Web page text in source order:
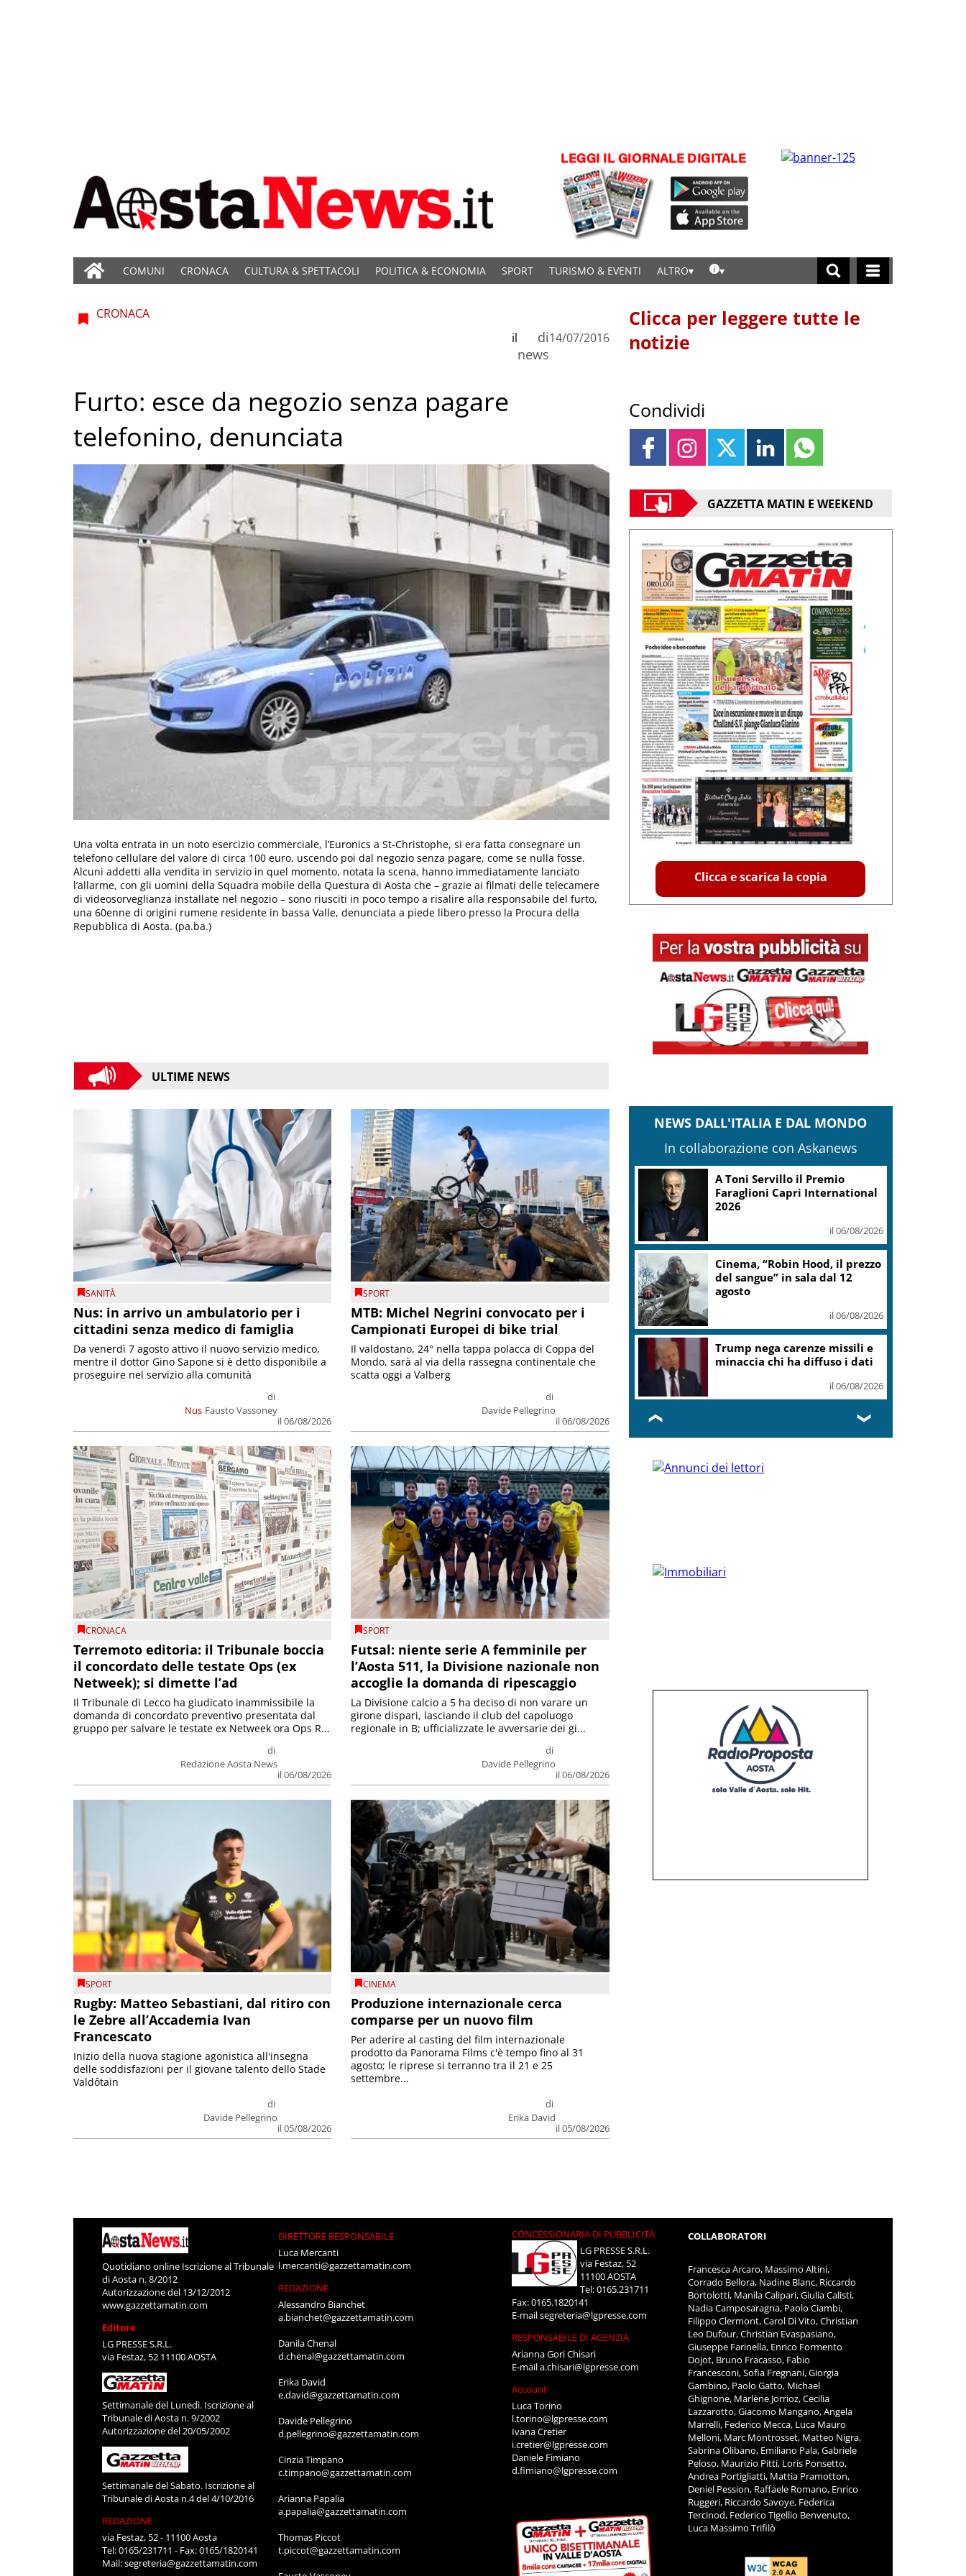
COMUNI CRONACA CULTURA & SPETTACOLI POLITICA & ECONOMIA SPORT TURISMO & EVENTI ALTRO
CRONACA
di
news
il 14/07/2016
Furto: esce da negozio senza pagare
telefonino, denunciata
Una volta entrata in un noto esercizio commerciale, l’Euronics a St-Christophe, si era fatta consegnare un
telefono cellulare del valore di circa 100 euro, uscendo poi dal negozio senza pagare, come se nulla fosse.
Alcuni addetti alla vendita in servizio in quel momento, notata la scena, hanno immediatamente lanciato
l’allarme, con gli uomini della Squadra mobile della Questura di Aosta che – grazie ai filmati delle telecamere
di videosorveglianza installate nel negozio – sono riusciti in poco tempo a risalire alla responsabile del furto,
una 60enne di origini rumene residente in bassa Valle, denunciata a piede libero presso la Procura della
Repubblica di Aosta. (pa.ba.)
ULTIME NEWS
SANITÀ
Nus: in arrivo un ambulatorio per i
cittadini senza medico di famiglia
Nus
di
Fausto Vassoney
il 06/08/2026
Da venerdì 7 agosto attivo il nuovo servizio medico,
mentre il dottor Gino Sapone si è detto disponibile a
proseguire nel servizio alla comunità
SPORT
MTB: Michel Negrini convocato per i
Campionati Europei di bike trial
di
Davide Pellegrino
il 06/08/2026
Il valdostano, 24° nella tappa polacca di Coppa del
Mondo, sarà al via della rassegna continentale che
scatta oggi a Valberg
CRONACA
Terremoto editoria: il Tribunale boccia
il concordato delle testate Ops (ex
Netweek); si dimette l’ad
di
Redazione Aosta News
il 06/08/2026
Il Tribunale di Lecco ha giudicato inammissibile la
domanda di concordato preventivo presentata dal
gruppo per salvare le testate ex Netweek ora Ops R...
SPORT
Futsal: niente serie A femminile per
l’Aosta 511, la Divisione nazionale non
accoglie la domanda di ripescaggio
di
Davide Pellegrino
il 06/08/2026
La Divisione calcio a 5 ha deciso di non varare un
girone dispari, lasciando il club del capoluogo
regionale in B; ufficializzate le avversarie dei gi...
SPORT
Rugby: Matteo Sebastiani, dal ritiro con
le Zebre all’Accademia Ivan
Francescato
di
Davide Pellegrino
il 05/08/2026
Inizio della nuova stagione agonistica all'insegna
delle soddisfazioni per il giovane talento dello Stade
Valdôtain
CINEMA
Produzione internazionale cerca
comparse per un nuovo film
di
Erika David
il 05/08/2026
Per aderire al casting del film internazionale
prodotto da Panorama Films c'è tempo fino al 31
agosto; le riprese si terranno tra il 21 e 25
settembre...
Clicca per leggere tutte le
notizie
Condividi
GAZZETTA MATIN E WEEKEND
Clicca e scarica la copia
NEWS DALL'ITALIA E DAL MONDO
In collaborazione con Askanews
A Toni Servillo il Premio
Faraglioni Capri International
2026
il 06/08/2026
Cinema, “Robin Hood, il prezzo
del sangue” in sala dal 12
agosto
il 06/08/2026
Trump nega carenze missili e
minaccia chi ha diffuso i dati
il 06/08/2026
❮ ❯
Quotidiano online Iscrizione al Tribunale
di Aosta n. 8/2012
Autorizzazione del 13/12/2012
www.gazzettamatin.com
Editore
LG PRESSE S.R.L.
via Festaz, 52 11100 AOSTA
Settimanale del Lunedì. Iscrizione al
Tribunale di Aosta n. 9/2002
Autorizzazione del 20/05/2002
Settimanale del Sabato. Iscrizione al
Tribunale di Aosta n.4 del 4/10/2016
REDAZIONE
via Festaz, 52 - 11100 Aosta
Tel: 0165/231711 - Fax: 0165/1820141
Mail:segreteria@gazzettamatin.com
DIRETTORE RESPONSABILE
Luca Mercanti
l.mercanti@gazzettamatin.com
REDAZIONE
Alessandro Bianchet
a.bianchet@gazzettamatin.com
Danila Chenal
d.chenal@gazzettamatin.com
Erika David
e.david@gazzettamatin.com
Davide Pellegrino
d.pellegrino@gazzettamatin.com
Cinzia Timpano
c.timpano@gazzettamatin.com
Arianna Papalia
a.papalia@gazzettamatin.com
Thomas Piccot
t.piccot@gazzettamatin.com
CONCESSIONARIA DI PUBBLICITÀ
LG PRESSE S.R.L.
via Festaz, 52
11100 AOSTA
Tel: 0165.231711
Fax: 0165.1820141
E-mailsegreteria@lgpresse.com
RESPONSABILE DI AGENZIA
Arianna Gori Chisari
E-maila.chisari@lgpresse.com
Account
Luca Torino
l.torino@lgpresse.com
Ivana Cretier
i.cretier@lgpresse.com
Daniele Fimiano
d.fimiano@lgpresse.com
COLLABORATORI
Francesca Arcaro, Massimo Altini,
Corrado Bellora, Nadine Blanc, Riccardo
Bortolotti, Manila Calipari, Giulia Calisti,
Nadia Camposaragna, Paolo Ciambi,
Filippo Clermont, Carol Di Vito, Christian
Leo Dufour, Christian Evaspasiano,
Giuseppe Farinella, Enrico Formento
Dojot, Bruno Fracasso, Fabio
Francesconi, Sofia Fregnani, Giorgia
Gambino, Paolo Gatto, Michael
Ghignone, Marlène Jorrioz, Cecilia
Lazzarotto, Giacomo Mangano, Angela
Marrelli, Federico Mecca, Luca Mauro
Melloni, Marc Montrosset, Matteo Nigra,
Sabrina Olibano, Emiliano Pala, Gabriele
Peloso, Maurizio Pitti, Loris Ponsetto,
Andrea Portigliatti, Mattia Pramotton,
Deniel Pession, Raffaele Romano, Enrico
Ruggeri, Riccardo Savoye, Federica
Tercinod, Federico Tigellio Benvenuto,
Luca Massimo Trifilò